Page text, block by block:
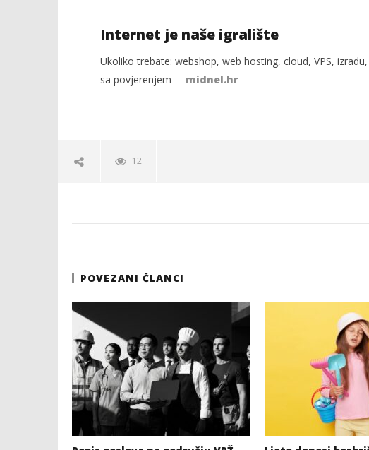
Internet je naše igralište
Ukoliko trebate: webshop, web hosting, cloud, VPS,
sa povjerenjem – midnel.hr
12
POVEZANI ČLANCI